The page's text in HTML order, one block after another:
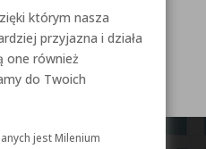
którym nasza
przyjazna i działa
one również
do Twoich
jest Milenium